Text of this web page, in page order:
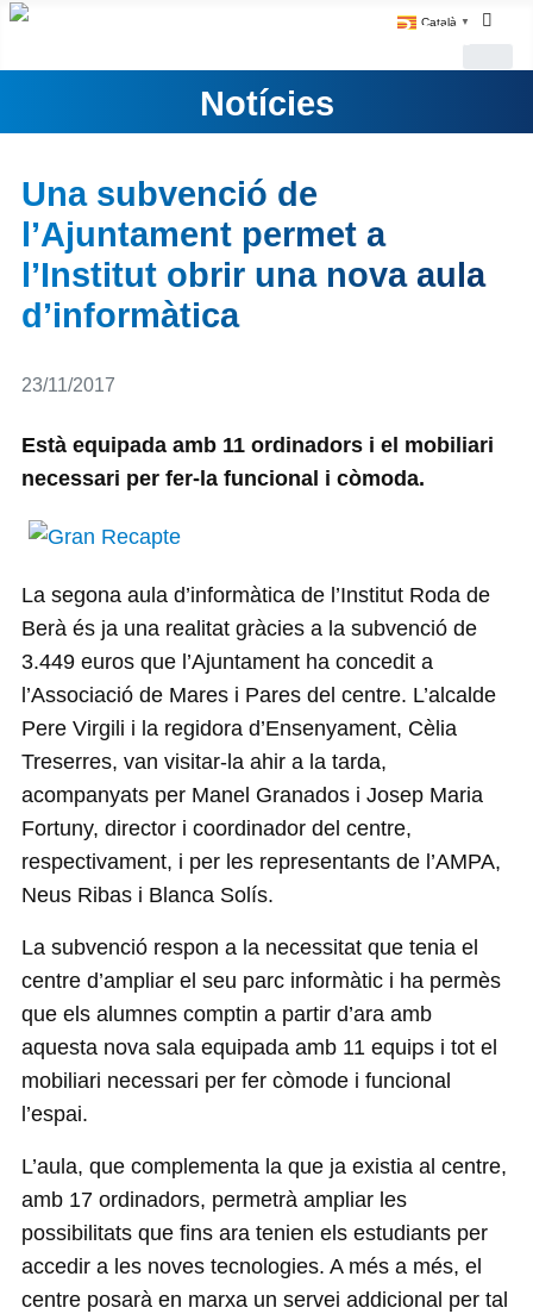
Català ▼
Notícies
Una subvenció de
l’Ajuntament permet a
l’Institut obrir una nova aula
d’informàtica
Detalls
23/11/2017
Està equipada amb 11 ordinadors i el mobiliari
necessari per fer-la funcional i còmoda.
La segona aula d’informàtica de l’Institut Roda de
Berà és ja una realitat gràcies a la subvenció de
3.449 euros que l’Ajuntament ha concedit a
l’Associació de Mares i Pares del centre. L’alcalde
Pere Virgili i la regidora d’Ensenyament, Cèlia
Treserres, van visitar-la ahir a la tarda,
acompanyats per Manel Granados i Josep Maria
Fortuny, director i coordinador del centre,
respectivament, i per les representants de l’AMPA,
Neus Ribas i Blanca Solís.
La subvenció respon a la necessitat que tenia el
centre d’ampliar el seu parc informàtic i ha permès
que els alumnes comptin a partir d’ara amb
aquesta nova sala equipada amb 11 equips i tot el
mobiliari necessari per fer còmode i funcional
l’espai.
L’aula, que complementa la que ja existia al centre,
amb 17 ordinadors, permetrà ampliar les
possibilitats que fins ara tenien els estudiants per
accedir a les noves tecnologies. A més a més, el
centre posarà en marxa un servei addicional per tal